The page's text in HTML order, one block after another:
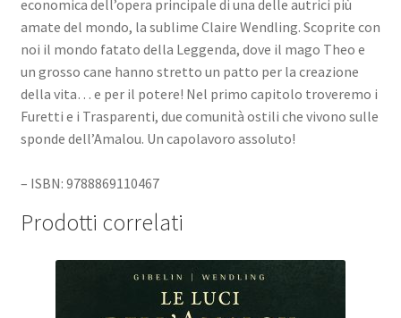
economica dell’opera principale di una delle autrici più
amate del mondo, la sublime Claire Wendling. Scoprite con
noi il mondo fatato della Leggenda, dove il mago Theo e
un grosso cane hanno stretto un patto per la creazione
della vita… e per il potere! Nel primo capitolo troveremo i
Furetti e i Trasparenti, due comunità ostili che vivono sulle
sponde dell’Amalou. Un capolavoro assoluto!
– ISBN: 9788869110467
Prodotti correlati